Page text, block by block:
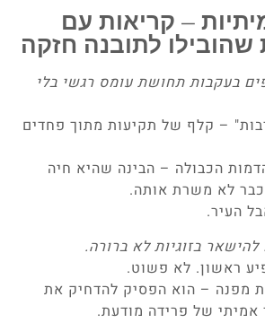
– קריאות עם
שהובילו לתובנה חזקה
בעקבות תחושת עומס רגשי בלי
– קלף של תקיעות מתוך פחדים
הכבולה – הבינה שהיא חיה
לא משרת אותה.
העיר.
בזוגיות לא ברורה.
ראשון. לא פשוט.
מפנה – הוא הפסיק להדחיק את
אמיתי של פרידה מודעת.